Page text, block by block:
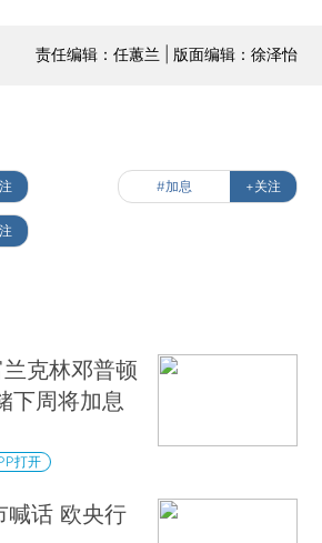
责任编辑：任蕙兰 | 版面编辑：徐泽怡
#加息 +关注
兰克林邓普顿
下周将加息
打开
喊话 欧央行